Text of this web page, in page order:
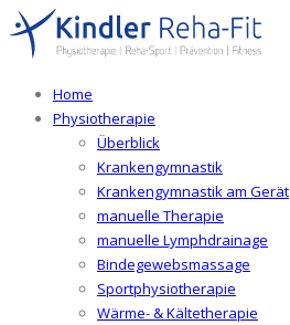
Home
Physiotherapie
Überblick
Krankengymnastik
Krankengymnastik am Gerät
manuelle Therapie
manuelle Lymphdrainage
Bindegewebsmassage
Sportphysiotherapie
Wärme- & Kältetherapie